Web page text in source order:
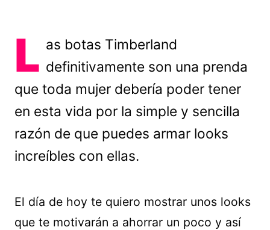
L as botas Timberland
definitivamente son una prenda
que toda mujer debería poder tener
en esta vida por la simple y sencilla
razón de que puedes armar looks
increíbles con ellas.
El día de hoy te quiero mostrar unos looks
que te motivarán a ahorrar un poco y así